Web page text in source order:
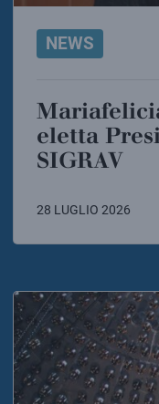
NEWS
Mariafelicia De Laurentis
eletta
SIGRAV
28 LUGLIO 2026